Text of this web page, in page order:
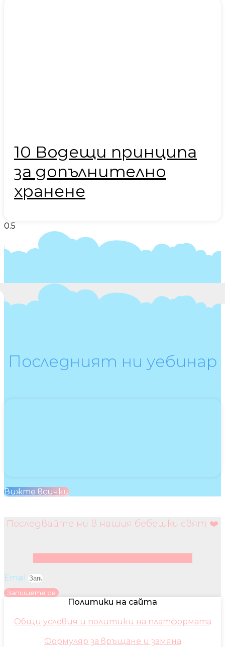
10 Водещи принципа
за допълнително
хранене
Последният ни уебинар
Вижте всички
Последвайте ни в нашия бебешки свят ❤️
Email
Запишете се
Политики на сайта
Общи условия и политики на платформата
Формуляр за връщане и замяна